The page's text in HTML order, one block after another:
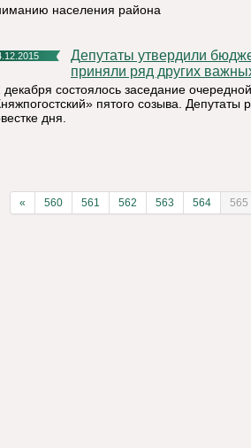
населения района
Депутаты утвердили бюджет на ближайшие три года и
приняли ряд других
декабря состоялось заседание
пятого созыва.
дня.
« 560 561 562 563 564 565